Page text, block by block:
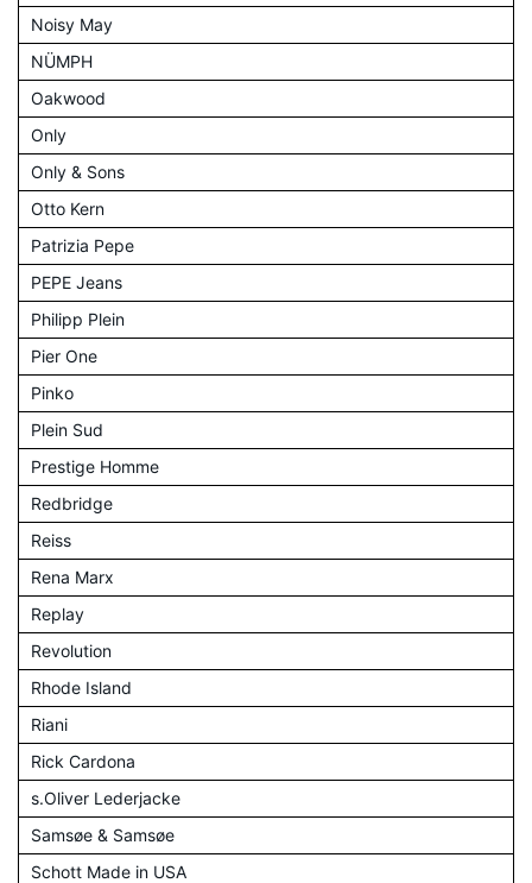
Noisy May
NÜMPH
Oakwood
Only
Only & Sons
Otto Kern
Patrizia Pepe
PEPE Jeans
Philipp Plein
Pier One
Pinko
Plein Sud
Prestige Homme
Redbridge
Reiss
Rena Marx
Replay
Revolution
Rhode Island
Riani
Rick Cardona
s.Oliver Lederjacke
Samsøe & Samsøe
Schott Made in USA